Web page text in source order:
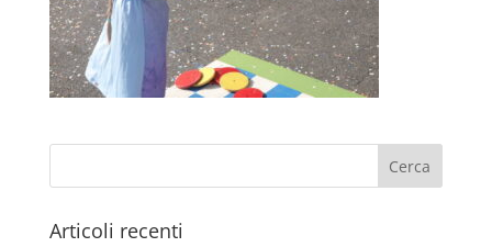
Articoli recenti